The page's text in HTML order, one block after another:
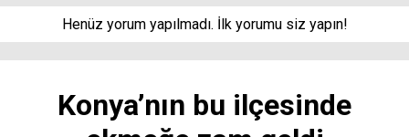
Henüz yorum yapılmadı. İlk yorumu siz yapın!
Konya’nın bu ilçesinde